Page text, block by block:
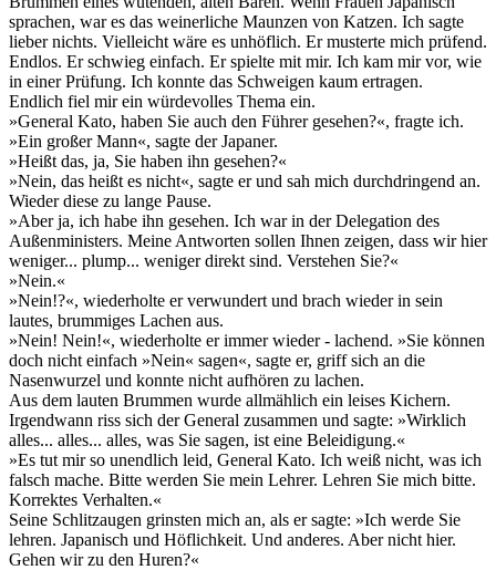
sprachen, war es das weinerliche Maunzen von Katzen. Ich sagte
lieber nichts. Vielleicht wäre es unhöflich. Er musterte mich prüfend.
Endlos. Er schwieg einfach. Er spielte mit mir. Ich kam mir vor, wie
in einer Prüfung. Ich konnte das Schweigen kaum ertragen.
Endlich fiel mir ein würdevolles Thema ein.
»General Kato, haben Sie auch den Führer gesehen?«, fragte ich.
»Ein großer Mann«, sagte der Japaner.
»Heißt das, ja, Sie haben ihn gesehen?«
»Nein, das heißt es nicht«, sagte er und sah mich durchdringend an.
Wieder diese zu lange Pause.
»Aber ja, ich habe ihn gesehen. Ich war in der Delegation des
Außenministers. Meine Antworten sollen Ihnen zeigen, dass wir hier
weniger... plump... weniger direkt sind. Verstehen Sie?«
»Nein.«
»Nein!?«, wiederholte er verwundert und brach wieder in sein
lautes, brummiges Lachen aus.
»Nein! Nein!«, wiederholte er immer wieder - lachend. »Sie können
doch nicht einfach »Nein« sagen«, sagte er, griff sich an die
Nasenwurzel und konnte nicht aufhören zu lachen.
Aus dem lauten Brummen wurde allmählich ein leises Kichern.
Irgendwann riss sich der General zusammen und sagte: »Wirklich
alles... alles... alles, was Sie sagen, ist eine Beleidigung.«
»Es tut mir so unendlich leid, General Kato. Ich weiß nicht, was ich
falsch mache. Bitte werden Sie mein Lehrer. Lehren Sie mich bitte.
Korrektes Verhalten.«
Seine Schlitzaugen grinsten mich an, als er sagte: »Ich werde Sie
lehren. Japanisch und Höflichkeit. Und anderes. Aber nicht hier.
Gehen wir zu den Huren?«